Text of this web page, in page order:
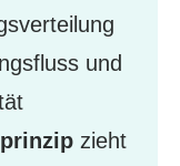
und
zieht